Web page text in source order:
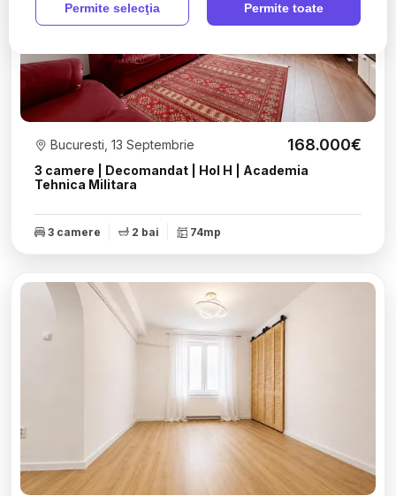
3 camere | Decomandat | Hol H | Academia
Tehnica Militara
Bucuresti, 13 Septembrie 168.000€
3 camere 2 bai 74mp
Permite selecţia Permite toate